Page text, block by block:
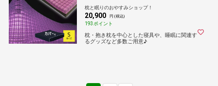
える 車いす 車椅子 車イス 介護 床ずれ】
枕と眠りのおやすみショップ！
20,900 円 (税込)
193ポイント
枕・抱き枕を中心とした寝具や、睡眠に関連す
るグッズなど多数ご用意♪